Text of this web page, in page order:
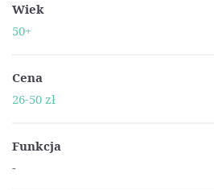
Wiek
50+
Cena
26-50 zł
Funkcja
-